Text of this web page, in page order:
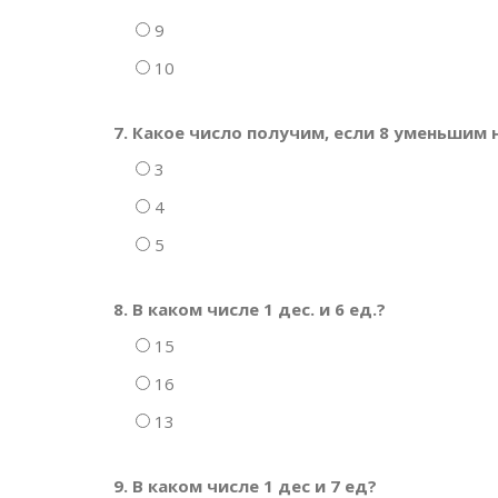
9
10
7. Какое число получим, если 8 уменьшим
3
4
5
8. В каком числе 1 дес. и 6 ед.?
15
16
13
9. В каком числе 1 дес и 7 ед?